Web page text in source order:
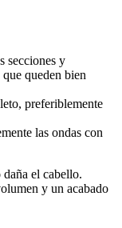
secciones y
queden bien
preferiblemente
las ondas con
el cabello.
y un acabado